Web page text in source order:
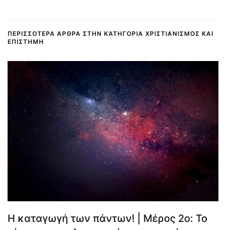
ΠΕΡΙΣΣΌΤΕΡΑ ΆΡΘΡΑ ΣΤΗΝ ΚΑΤΗΓΟΡΊΑ ΧΡΙΣΤΙΑΝΙΣΜΌΣ ΚΑΙ
ΕΠΙΣΤΉΜΗ
Η καταγωγή των πάντων! | Μέρος 2ο: Το